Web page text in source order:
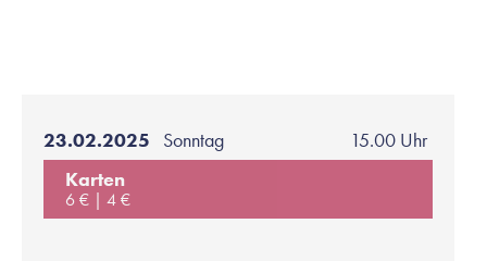
23.02.2025 Sonntag
15.00 Uhr
Karten
6 € 4 €